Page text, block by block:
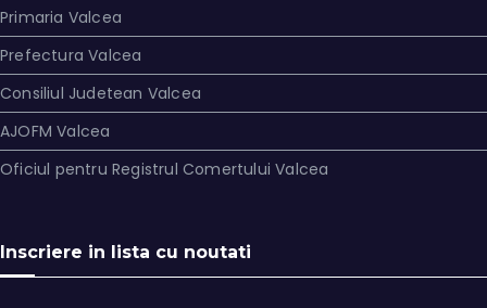
Primaria Valcea
Prefectura Valcea
Consiliul Judetean Valcea
AJOFM Valcea
Oficiul pentru Registrul Comertului Valcea
Inscriere in lista cu noutati